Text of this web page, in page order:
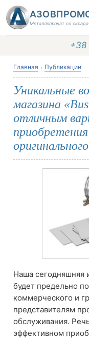
Металлопрокат со
Главная Публикации
Уникальные
магазина
отличным
Наша сегодняшняя
будет предельно
коммерческого и
представителям
обслуживания.
эффективном